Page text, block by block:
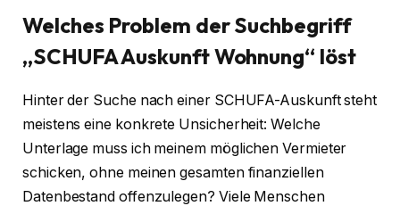
Welches Problem der Suchbegriff
„SCHUFA Auskunft Wohnung“ löst
Hinter der Suche nach einer SCHUFA-Auskunft steht
meistens eine konkrete Unsicherheit: Welche
Unterlage muss ich meinem möglichen Vermieter
schicken, ohne meinen gesamten finanziellen
Datenbestand offenzulegen? Viele Menschen